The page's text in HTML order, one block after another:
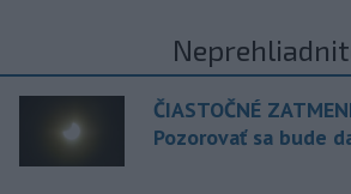
ČIASTOČNÉ
Pozorovať sa bude